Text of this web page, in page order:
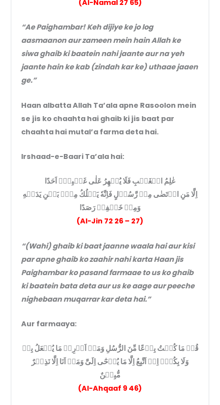
(Al-Namal 27 65)
“Ae Paighambar! Keh dijiye ke jo log
aasmaanon aur zameen mein hain Allah ke
siwa ghaib ki baatein nahi jaante aur na yeh
jaante hain ke kab (zindah kar ke) uthaae jaaen
ge.”
Haan albatta Allah Ta’ala apne Rasoolon mein
se jis ko chaahta hai ghaib ki jis baat par
chaahta hai mutal’a farma deta hai.
Irshaad-e-Baari Ta’ala hai:
عٰلِمُ الۡغَيۡبِ فَلَا يُظۡهِرُ عَلٰى غَيۡبِهٖۤ اَحَدًا
اِلَّا مَنِ ارۡتَضٰى مِنۡ رَّسُوۡلٍ فَاِنَّهٗ يَسۡلُكُ مِنۡۢ بَيۡنِ يَدَيۡهِ
وَمِنۡ خَلۡفِهٖ رَصَدًا
(Al-Jin 72 26 – 27)
“(Wahi) ghaib ki baat jaanne waala hai aur kisi
par apne ghaib ko zaahir nahi karta Haan jis
Paighambar ko pasand farmaae to us ko ghaib
ki baatein bata deta aur us ke aage aur peeche
nighebaan muqarrar kar deta hai.”
Aur farmaaya:
قُلۡ مَا كُنۡتُ بِدۡعًا مِّنَ الرُّسُلِ وَمَاۤ اَدۡرِىۡ مَا يُفۡعَلُ بِىۡ
وَلَا بِكُمۡؕ اِنۡ اَتَّبِعُ اِلَّا مَا يُوۡحٰٓى اِلَىَّ وَمَاۤ اَنَا اِلَّا نَذِيۡرٌ
مُّبِيۡنٌ
(Al-Ahqaaf 9 46)